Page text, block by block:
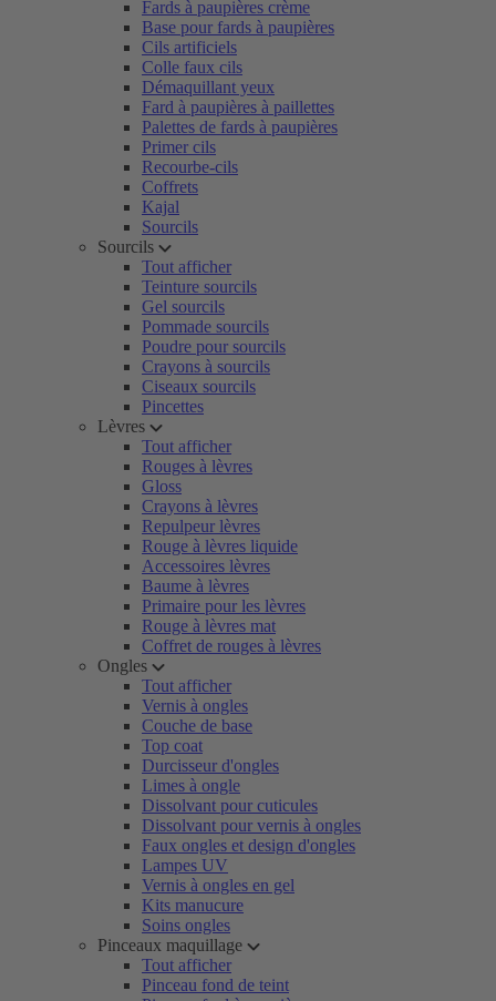
Fards à paupières crème
Base pour fards à paupières
Cils artificiels
Colle faux cils
Démaquillant yeux
Fard à paupières à paillettes
Palettes de fards à paupières
Primer cils
Recourbe-cils
Coffrets
Kajal
Sourcils
Sourcils
Tout afficher
Teinture sourcils
Gel sourcils
Pommade sourcils
Poudre pour sourcils
Crayons à sourcils
Ciseaux sourcils
Pincettes
Lèvres
Tout afficher
Rouges à lèvres
Gloss
Crayons à lèvres
Repulpeur lèvres
Rouge à lèvres liquide
Accessoires lèvres
Baume à lèvres
Primaire pour les lèvres
Rouge à lèvres mat
Coffret de rouges à lèvres
Ongles
Tout afficher
Vernis à ongles
Couche de base
Top coat
Durcisseur d'ongles
Limes à ongle
Dissolvant pour cuticules
Dissolvant pour vernis à ongles
Faux ongles et design d'ongles
Lampes UV
Vernis à ongles en gel
Kits manucure
Soins ongles
Pinceaux maquillage
Tout afficher
Pinceau fond de teint